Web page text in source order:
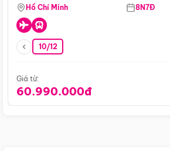
Hồ Chí Minh 8N7Đ
10/12
Giá từ:
60.990.000đ